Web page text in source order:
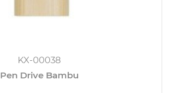
KX-00038
Pen Drive Bambu